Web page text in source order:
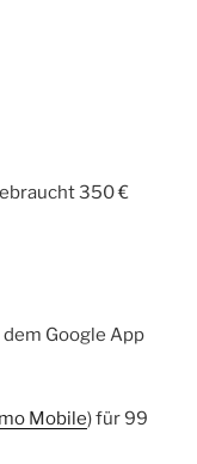
350 €
dem Google App
Mobile) für 99